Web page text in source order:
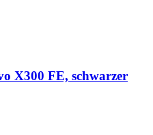
X300 FE, schwarzer